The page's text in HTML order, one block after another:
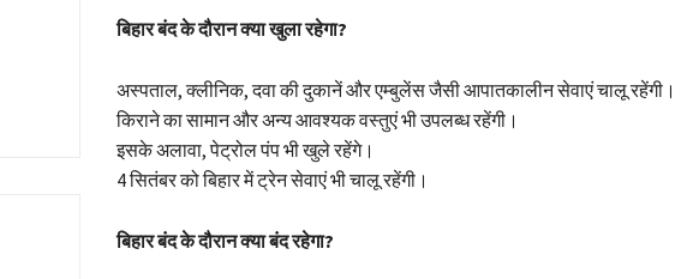
बिहार बंद के दौरान क्या खुला रहेगा?
अस्पताल, क्लीनिक, दवा की दुकानें और एम्बुलेंस जैसी आपातकालीन सेवाएं चालू रहेंगी।
किराने का सामान और अन्य आवश्यक वस्तुएं भी उपलब्ध रहेंगी।
इसके अलावा, पेट्रोल पंप भी खुले रहेंगे।
4 सितंबर को बिहार में ट्रेन सेवाएं भी चालू रहेंगी।
बिहार बंद के दौरान क्या बंद रहेगा?